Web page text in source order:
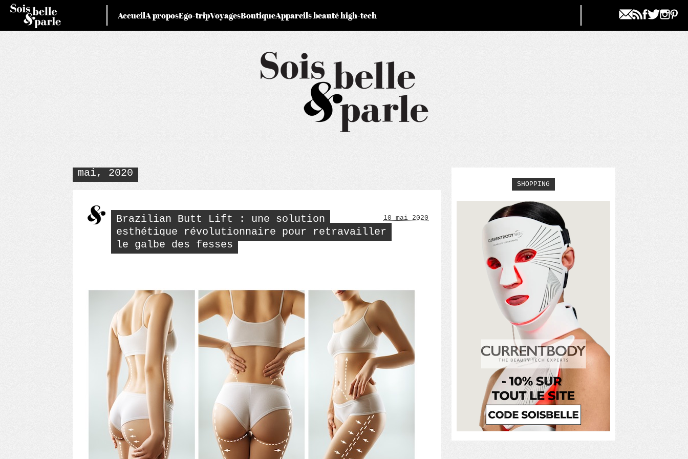
Skip
content
AccueilA proposEgo-tripVoyagesBoutiqueAppareils beauté high-tech
mai, 2020
Brazilian Butt Lift : une solution
esthétique révolutionnaire pour retravailler
le galbe des fesses
10 mai 2020
SHOPPING